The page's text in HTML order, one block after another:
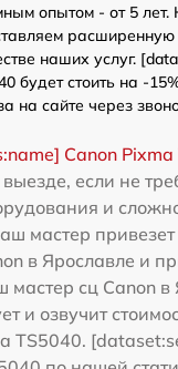
опытом - от 5
наших услуг.
будет стоить на -
на сайте через
Canon
если не
и
мастер
в Ярославле и
мастер сц Canon в
и озвучит
TS5040.